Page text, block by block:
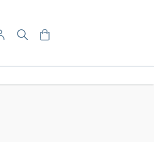
User-Menü
Anmelden